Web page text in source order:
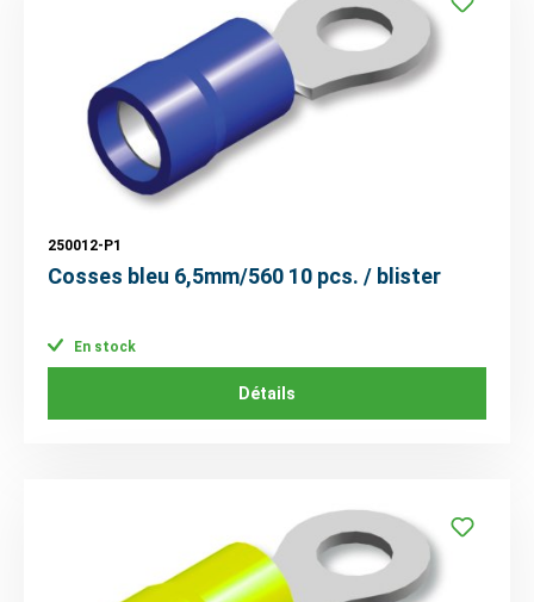
250012-P1
Cosses bleu 6,5mm/560 10 pcs. / blister
En stock
Détails